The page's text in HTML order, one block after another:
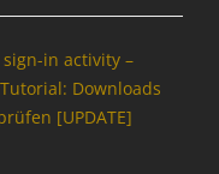
in activity –
Downloads
[UPDATE]